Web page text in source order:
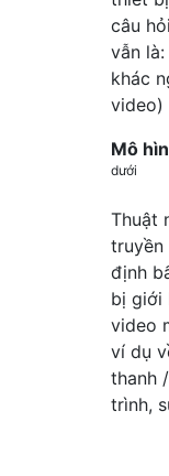
câu
vẫn
khác
video)
Mô
dưới
Thuật
truyền
định
bị giới
video
ví dụ
thanh
trình,